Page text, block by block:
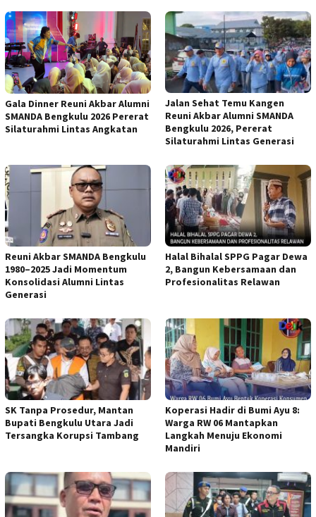
Gala Dinner Reuni Akbar Alumni
SMANDA Bengkulu 2026 Pererat
Silaturahmi Lintas Angkatan
Jalan Sehat Temu Kangen
Reuni Akbar Alumni SMANDA
Bengkulu 2026, Pererat
Silaturahmi Lintas Generasi
Reuni Akbar SMANDA Bengkulu
1980–2025 Jadi Momentum
Konsolidasi Alumni Lintas
Generasi
Halal Bihalal SPPG Pagar Dewa
2, Bangun Kebersamaan dan
Profesionalitas Relawan
SK Tanpa Prosedur, Mantan
Bupati Bengkulu Utara Jadi
Tersangka Korupsi Tambang
Koperasi Hadir di Bumi Ayu 8:
Warga RW 06 Mantapkan
Langkah Menuju Ekonomi
Mandiri